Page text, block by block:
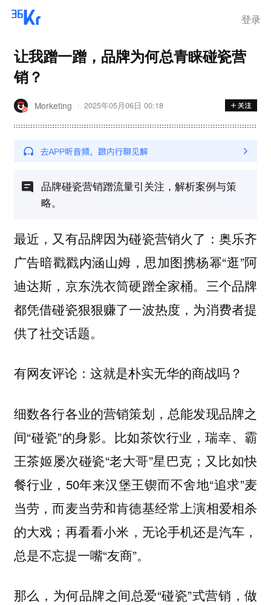
登录
让我蹭一蹭，品牌为何总青睐碰瓷营
销？
Morketing 2025年05月06日 00:18
品牌碰瓷营销蹭流量引关注，解析案例与策
略。
最近，又有品牌因为碰瓷营销火了：奥乐齐
广告暗戳戳内涵山姆，思加图携杨幂“逛”阿
迪达斯，京东洗衣筒硬蹭全家桶。三个品牌
都凭借碰瓷狠狠赚了一波热度，为消费者提
供了社交话题。
有网友评论：这就是朴实无华的商战吗？
细数各行各业的营销策划，总能发现品牌之
间“碰瓷”的身影。比如茶饮行业，瑞幸、霸
王茶姬屡次碰瓷“老大哥”星巴克；又比如快
餐行业，50年来汉堡王锲而不舍地“追求”麦
当劳，而麦当劳和肯德基经常上演相爱相杀
的大戏；再看看小米，无论手机还是汽车，
总是不忘提一嘴“友商”。
那么，为何品牌之间总爱“碰瓷”式营销，做